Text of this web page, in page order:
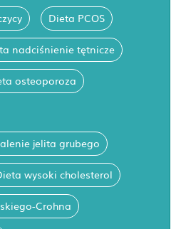
Dieta PCOS
nadciśnienie tętnicze
osteoporoza
jelita grubego
wysoki cholesterol
Crohna